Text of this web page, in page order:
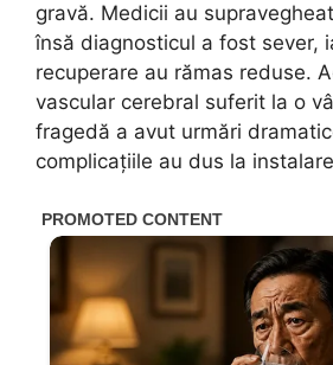
gravă. Medicii au
însă diagnosticul a fost sever,
recuperare au rămas reduse.
vascular cerebral suferit la o
fragedă a avut urmări
complicațiile au dus la